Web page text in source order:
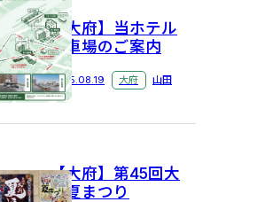
【大府】当ホテル
駐車場のご案内
2025.08.19 大府 山田
【大府】第45回大
府夏まつり